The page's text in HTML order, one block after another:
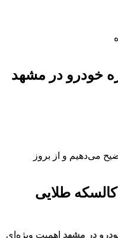
خودرو در مشهد
می‌دهیم و از بروز
طلایی
در مشهد اهمیت ویژه‌ای